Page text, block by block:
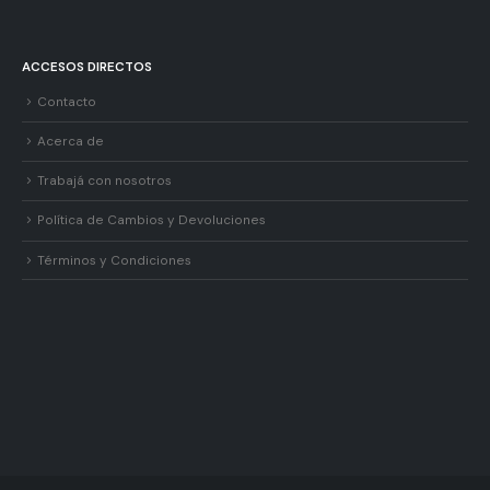
ACCESOS DIRECTOS
Contacto
Acerca de
Trabajá con nosotros
Política de Cambios y Devoluciones
Términos y Condiciones